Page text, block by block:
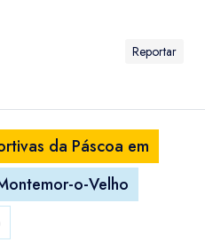
Reportar
da Páscoa em
o-Velho